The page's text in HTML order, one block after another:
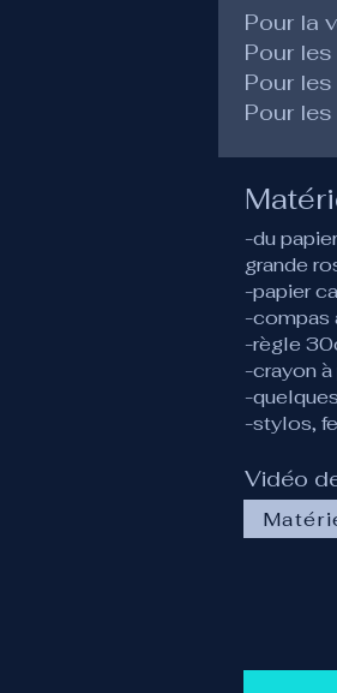
Pour la
Pour
Pour
Pour
-du
grande
-papier
-compas
-règle
-crayon
-
-stylos,
Vidéo